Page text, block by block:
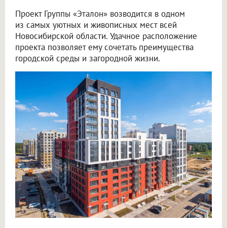
Проект Группы «Эталон» возводится в одном
из самых уютных и живописных мест всей
Новосибирской области. Удачное расположение
проекта позволяет ему сочетать преимущества
городской среды и загородной жизни.